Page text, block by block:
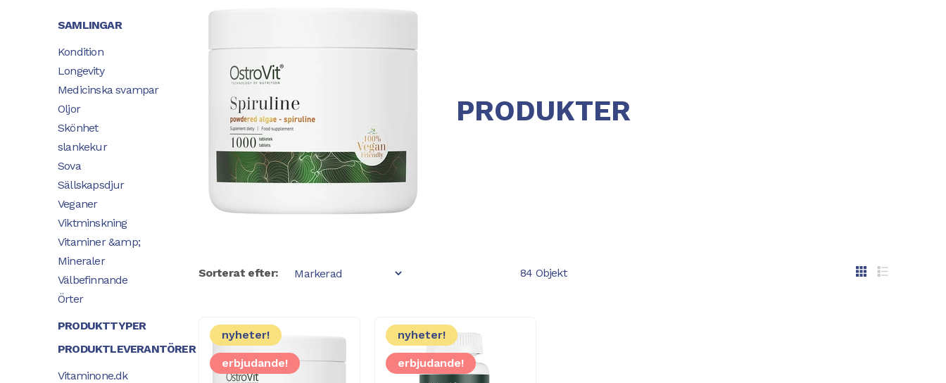
PRODUKTER
Sorterat efter: 84 Objekt
nyheter!
erbjudande!
nyheter!
erbjudande!
SAMLINGAR
Kondition
Longevity
Medicinska svampar
Oljor
Skönhet
slankekur
Sova
Sällskapsdjur
Veganer
Viktminskning
Vitaminer &amp;
Mineraler
Välbefinnande
Örter
PRODUKTTYPER
PRODUKTLEVERANTÖRER
Vitaminone.dk